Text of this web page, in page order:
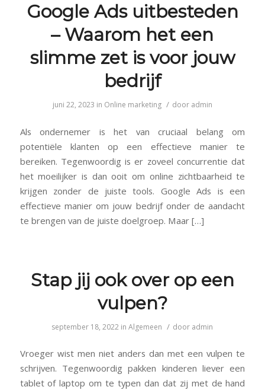
Google Ads uitbesteden
– Waarom het een
slimme zet is voor jouw
bedrijf
juni 22, 2023 in Online marketing / door admin
Als ondernemer is het van cruciaal belang om
potentiële klanten op een effectieve manier te
bereiken. Tegenwoordig is er zoveel concurrentie dat
het moeilijker is dan ooit om online zichtbaarheid te
krijgen zonder de juiste tools. Google Ads is een
effectieve manier om jouw bedrijf onder de aandacht
te brengen van de juiste doelgroep. Maar […]
Stap jij ook over op een
vulpen?
september 18, 2022 inAlgemeen / door admin
Vroeger wist men niet anders dan met een vulpen te
schrijven. Tegenwoordig pakken kinderen liever een
tablet of laptop om te typen dan dat zij met de hand